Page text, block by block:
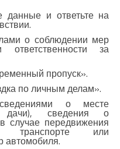
данные и ответьте на
о соблюдении мер
за
пропуск».
по личным делам».
о месте
дачи), сведения о
случае передвижения
транспорте или
автомобиля.